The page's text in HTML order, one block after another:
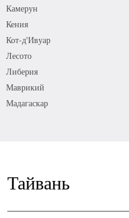
Камерун
Кения
Кот-д'Ивуар
Лесото
Либерия
Маврикий
Мадагаскар
Тайвань